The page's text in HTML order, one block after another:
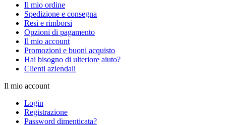
Il mio ordine
Spedizione e consegna
Resi e rimborsi
Opzioni di pagamento
Il mio account
Promozioni e buoni acquisto
Hai bisogno di ulteriore aiuto?
Clienti aziendali
Il mio account
Login
Registrazione
Password dimenticata?